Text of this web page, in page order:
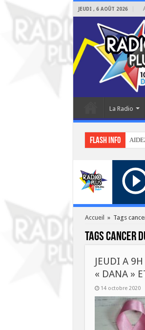
JEUDI , 6 AOÛT 2026
La Radio
Flash info
Accueil » Tags
Tagscancer
JEUDI A
« DANA »
14 octobre 2020